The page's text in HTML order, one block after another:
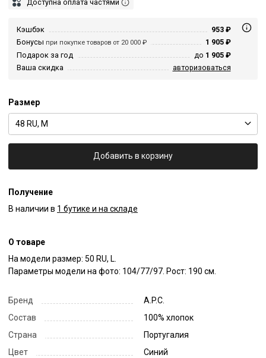
Доступна оплата частями
Кэшбэк
953 ₽
Бонусы при покупке товаров от 20 000 ₽
1 905 ₽
Подарок за год
до 1 905 ₽
Ваша скидка
авторизоваться
Размер
48 RU, M
Добавить в корзину
Получение
В наличии в 1 бутике и на складе
О товаре
На модели размер: 50 RU, L.
Параметры модели на фото: 104/77/97. Рост: 190 см.
Бренд
A.P.C.
Состав
100% хлопок
Страна
Португалия
Цвет
Синий